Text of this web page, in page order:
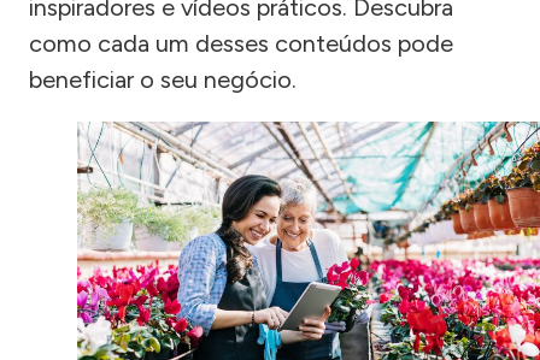
inspiradores e vídeos práticos. Descubra
como cada um desses conteúdos pode
beneficiar o seu negócio.